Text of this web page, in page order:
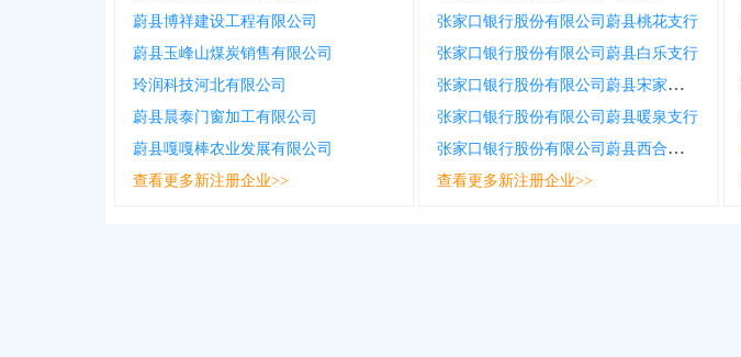
蔚县博祥建设工程有限公司
蔚县玉峰山煤炭销售有限公司
玲润科技河北有限公司
蔚县晨泰门窗加工有限公司
蔚县嘎嘎棒农业发展有限公司
查看更多新注册企业>>
张家口银行股份有限公司蔚县桃花支行
张家口银行股份有限公司蔚县白乐支行
张家口银行股份有限公司蔚县宋家庄支行
张家口银行股份有限公司蔚县暖泉支行
张家口银行股份有限公司蔚县西合营支行
查看更多新注册企业>>